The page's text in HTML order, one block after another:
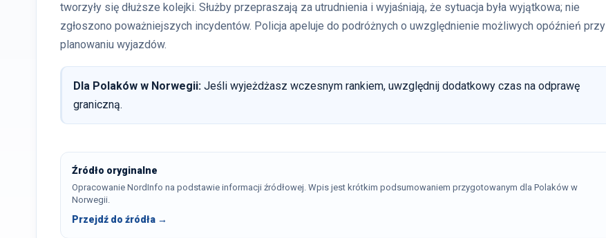
tworzyły się dłuższe kolejki. Służby przepraszają za utrudnienia i wyjaśniają, że sytuacja była wyjątkowa; nie
zgłoszono poważniejszych incydentów. Policja apeluje do podróżnych o uwzględnienie możliwych opóźnień przy
planowaniu wyjazdów.
Dla Polaków w Norwegii: Jeśli wyjeżdżasz wczesnym rankiem, uwzględnij dodatkowy czas na odprawę
graniczną.
Źródło oryginalne
Opracowanie NordInfo na podstawie informacji źródłowej. Wpis jest krótkim podsumowaniem przygotowanym dla Polaków w
Norwegii.
Przejdź do źródła →